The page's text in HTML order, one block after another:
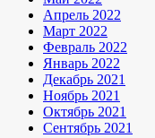
Апрель 2022
Март 2022
Февраль 2022
Январь 2022
Декабрь 2021
Ноябрь 2021
Октябрь 2021
Сентябрь 2021